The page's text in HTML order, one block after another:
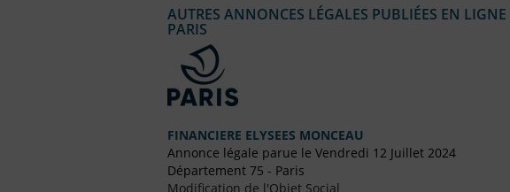
AUTRES ANNONCES LÉGALES PUBLIÉES EN
PARIS
FINANCIERE ELYSEES MONCEAU
Annonce légale parue le Vendredi 12 Juillet 2024
Département 75 - Paris
Modification de l'Objet Social